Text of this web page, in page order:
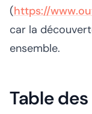
(https://
car la
ensemble.
Table